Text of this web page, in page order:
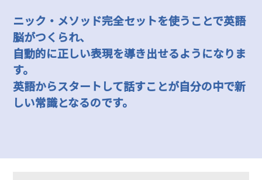
ニック・メソッド完全セットを使うことで英語
脳がつくられ、
自動的に正しい表現を導き出せるようになりま
す。
英語からスタートして話すことが自分の中で新
しい常識となるのです。